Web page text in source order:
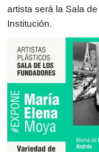
artista será la Sala
Institución.